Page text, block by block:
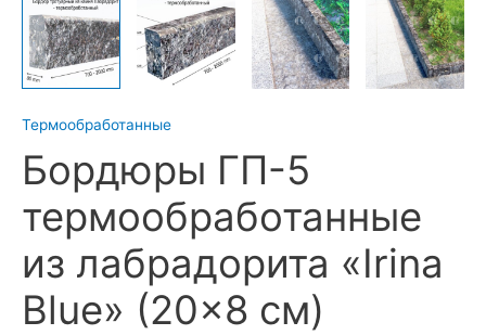
Термообработанные
Бордюры ГП-5
термообработанные
из лабрадорита «Irina
Blue» (20×8 см)